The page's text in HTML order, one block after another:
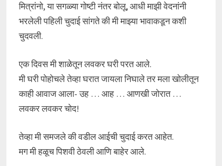
मित्रांनो, या सगळ्या गोष्टी नंतर बोलू, आधी माझी वेदनांनी
भरलेली पहिली चुदाई सांगते की मी माझ्या भावाकडून कशी
चुदवली.
एक दिवस मी शाळेतून लवकर घरी परत आले.
मी घरी पोहोचले तेव्हा घरात जायला निघाले तर मला खोलीतून
काही आवाज आला- उह … आह … आणखी जोरात …
लवकर लवकर चोद!
तेव्हा मी समजले की वडील आईची चुदाई करत आहेत.
मग मी हळूच पिशवी ठेवली आणि बाहेर आले.